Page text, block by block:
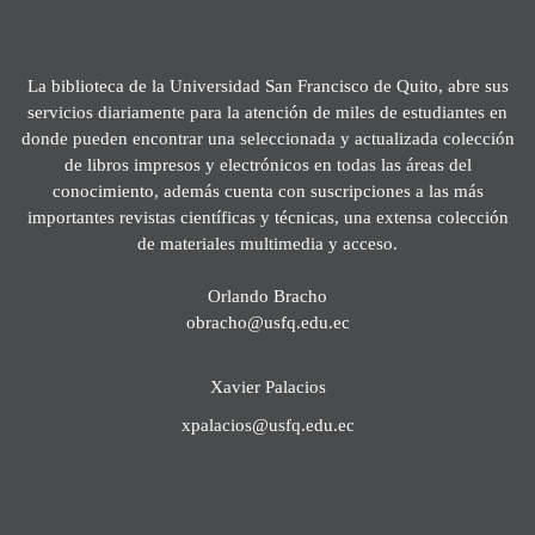
La biblioteca de la Universidad San Francisco de Quito, abre sus
servicios diariamente para la atención de miles de estudiantes en
donde pueden encontrar una seleccionada y actualizada colección
de libros impresos y electrónicos en todas las áreas del
conocimiento, además cuenta con suscripciones a las más
importantes revistas científicas y técnicas, una extensa colección
de materiales multimedia y acceso.
Orlando Bracho
obracho@usfq.edu.ec
Xavier Palacios
xpalacios@usfq.edu.ec